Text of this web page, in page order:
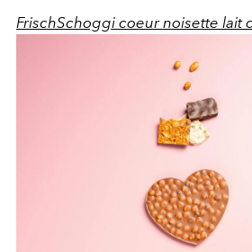
FrischSchoggi coeur noisette lait